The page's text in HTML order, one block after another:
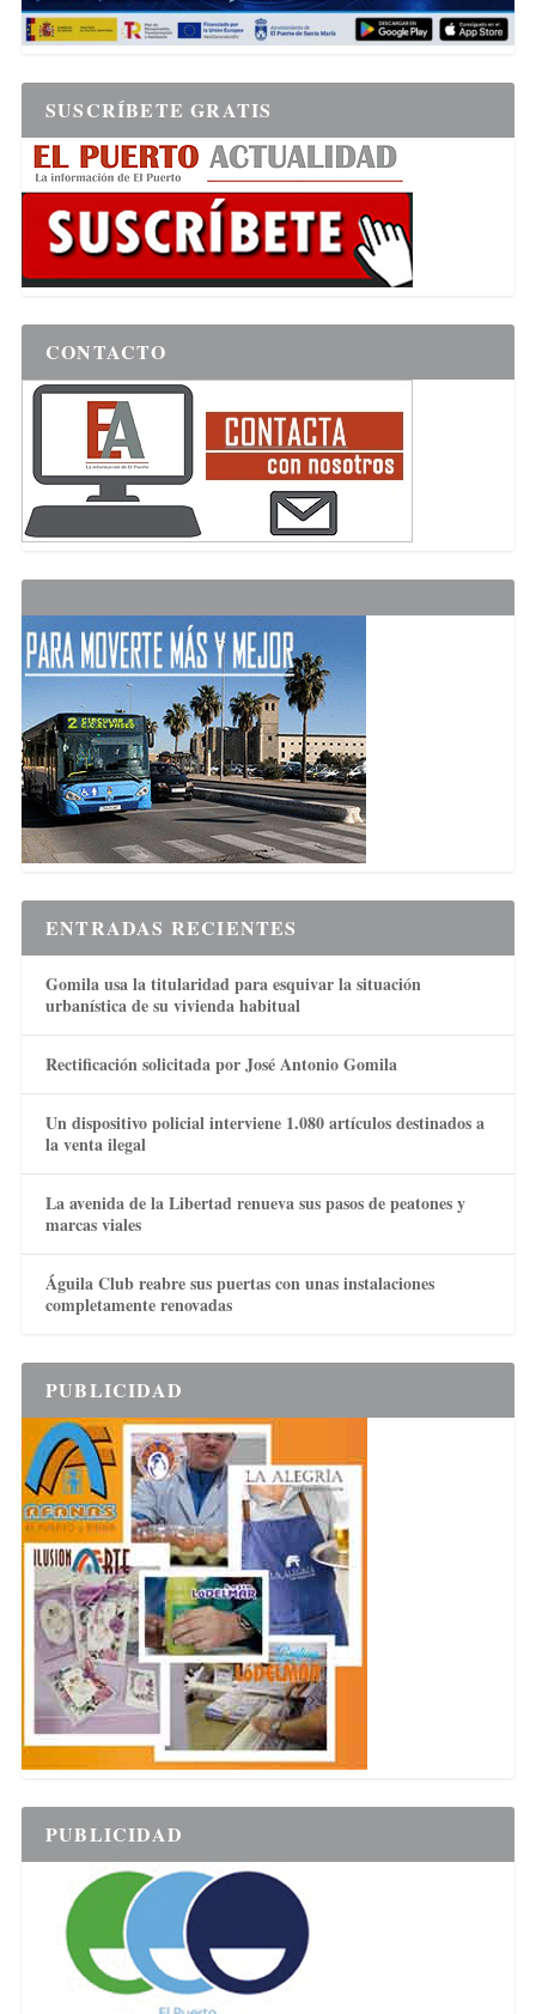
SUSCRÍBETE GRATIS
CONTACTO
ENTRADAS RECIENTES
Gomila usa la titularidad para esquivar la situación
urbanística de su vivienda habitual
Rectificación solicitada por José Antonio Gomila
Un dispositivo policial interviene 1.080 artículos destinados a
la venta ilegal
La avenida de la Libertad renueva sus pasos de peatones y
marcas viales
Águila Club reabre sus puertas con unas instalaciones
completamente renovadas
PUBLICIDAD
PUBLICIDAD